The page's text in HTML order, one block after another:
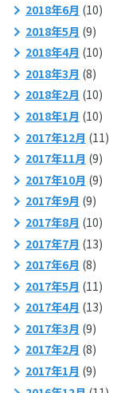
2018年6月 (10)
2018年5月 (9)
2018年4月 (10)
2018年3月 (8)
2018年2月 (10)
2018年1月 (10)
2017年12月 (11)
2017年11月 (9)
2017年10月 (9)
2017年9月 (9)
2017年8月 (10)
2017年7月 (13)
2017年6月 (8)
2017年5月 (11)
2017年4月 (13)
2017年3月 (9)
2017年2月 (8)
2017年1月 (9)